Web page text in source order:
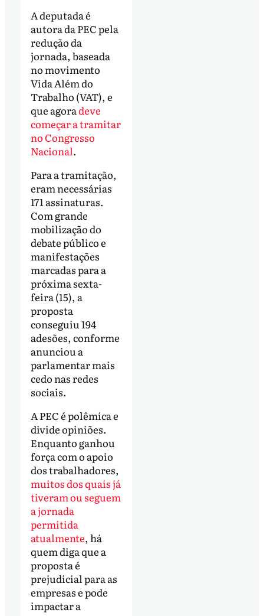
A deputada é
autora da PEC pela
redução da
jornada, baseada
no movimento
Vida Além do
Trabalho (VAT), e
que agoradeve
começar a tramitar
no Congresso
Nacional.
Para a tramitação,
eram necessárias
171 assinaturas.
Com grande
mobilização do
debate público e
manifestações
marcadas para a
próxima sexta-
feira (15), a
proposta
conseguiu 194
adesões, conforme
anunciou a
parlamentar mais
cedo nas redes
sociais.
A PEC é polêmica e
divide opiniões.
Enquanto ganhou
força com o apoio
dos trabalhadores,
muitos dos quais já
tiveram ou seguem
a jornada
permitida
atualmente, há
quem diga que a
proposta é
prejudicial para as
empresas e pode
impactar a